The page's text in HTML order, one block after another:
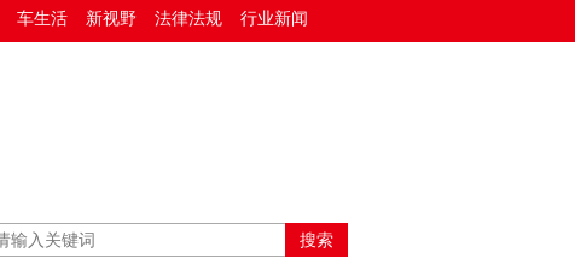
车生活 新视野 法律法规 行业新闻